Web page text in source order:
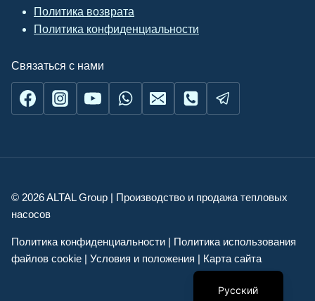
Политика возврата
Политика конфиденциальности
Связаться с нами
© 2026 ALTAL Group | Производство и продажа тепловых
насосов
Политика конфиденциальности | Политика использования
файлов cookie | Условия и положения | Карта сайта
Русский
English